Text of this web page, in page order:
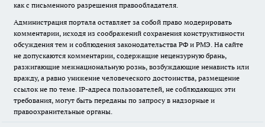
как с письменного разрешения правообладателя.
Администрация портала оставляет за собой право модерировать
комментарии, исходя из соображений сохранения конструктивности
обсуждения тем и соблюдения законодательства РФ и РМЭ. На сайте
не допускаются комментарии, содержащие нецензурную брань,
разжигающие межнациональную рознь, возбуждающие ненависть или
вражду, а равно унижение человеческого достоинства, размещение
ссылок не по теме. IP-адреса пользователей, не соблюдающих эти
требования, могут быть переданы по запросу в надзорные и
правоохранительные органы.